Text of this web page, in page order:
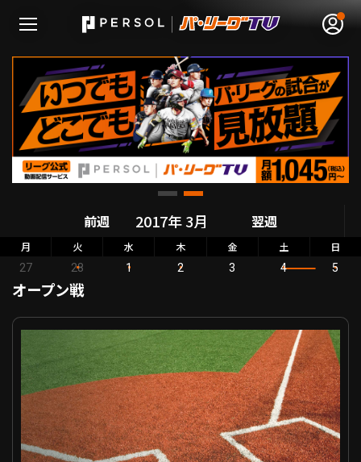
無料アカウント登録 ログイン
HOME
日程･結果
順位表･成績
1軍公式戦
ファーム東地区
ファーム中地区
ファーム西地区
選手名鑑
選手名鑑トップ
北海道日本ハムファイターズ
東北楽天ゴールデンイーグルス
埼玉西武ライオンズ
ニュース
前週 翌週
月 火 水 木 金 土 日
27 28 1 2 3 4 5
オープン戦
オープン戦 東北楽天 VS 横浜DeNA